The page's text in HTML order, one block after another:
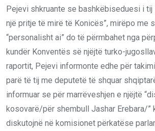
Pejevi shkruante se bashkëbiseduesi i tij
një pritje të mirë të Konicës”, mirëpo me
“personalisht ai” do të përmbahet nga
kundër Konventës së njëjtë turko-
raportit, Pejevi informonte edhe për
parë të tij me deputetë të shquar
informuar se për marrëveshjen e njëjtë
kosovarë/për shembull Jashar Erebara/”
diskutojnë në komisionet përkatëse